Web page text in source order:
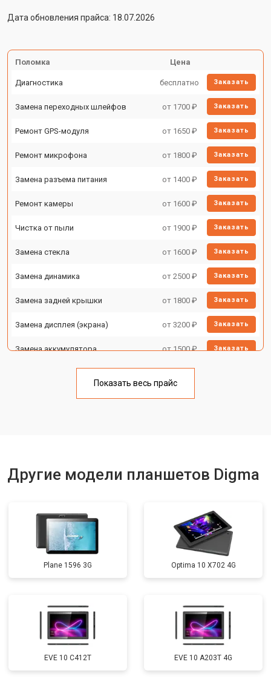
Дата обновления прайса: 18.07.2026
Поломка Цена
Диагностика бесплатно Заказать
Замена переходных шлейфов от 1700 ₽ Заказать
Ремонт GPS-модуля от 1650 ₽ Заказать
Ремонт микрофона от 1800 ₽ Заказать
Замена разъема питания от 1400 ₽ Заказать
Ремонт камеры от 1600 ₽ Заказать
Чистка от пыли от 1900 ₽ Заказать
Замена стекла от 1600 ₽ Заказать
Замена динамика от 2500 ₽ Заказать
Замена задней крышки от 1800 ₽ Заказать
Замена дисплея (экрана) от 3200 ₽ Заказать
Замена аккумулятора от 1500 ₽ Заказать
Замена материнской платы от 3200 ₽
Показать весь прайс
Другие модели планшетов Digma
Plane 1596 3G Optima 10 X702 4G
EVE 10 C412T EVE 10 A203T 4G